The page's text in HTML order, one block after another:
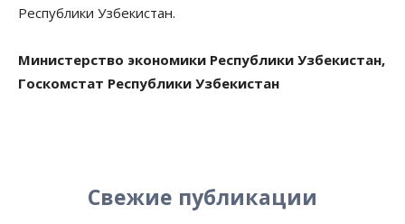
Республики Узбекистан.
Министерство экономики Республики Узбекистан,
Госкомстат Республики Узбекистан
Свежие публикации